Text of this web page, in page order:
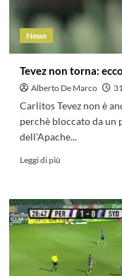
News
Tevez non torna:
Alberto De Marco
Carlitos Tevez non è
perchè bloccato da un
dell'Apache...
Leggi di più